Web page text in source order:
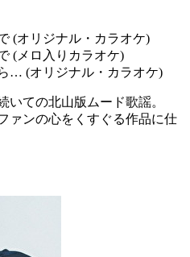
(オリジナル・カラオケ)
(メロ入りカラオケ)
… (オリジナル・カラオケ)
いての北山版ムード歌謡。
ァンの心をくすぐる作品に仕